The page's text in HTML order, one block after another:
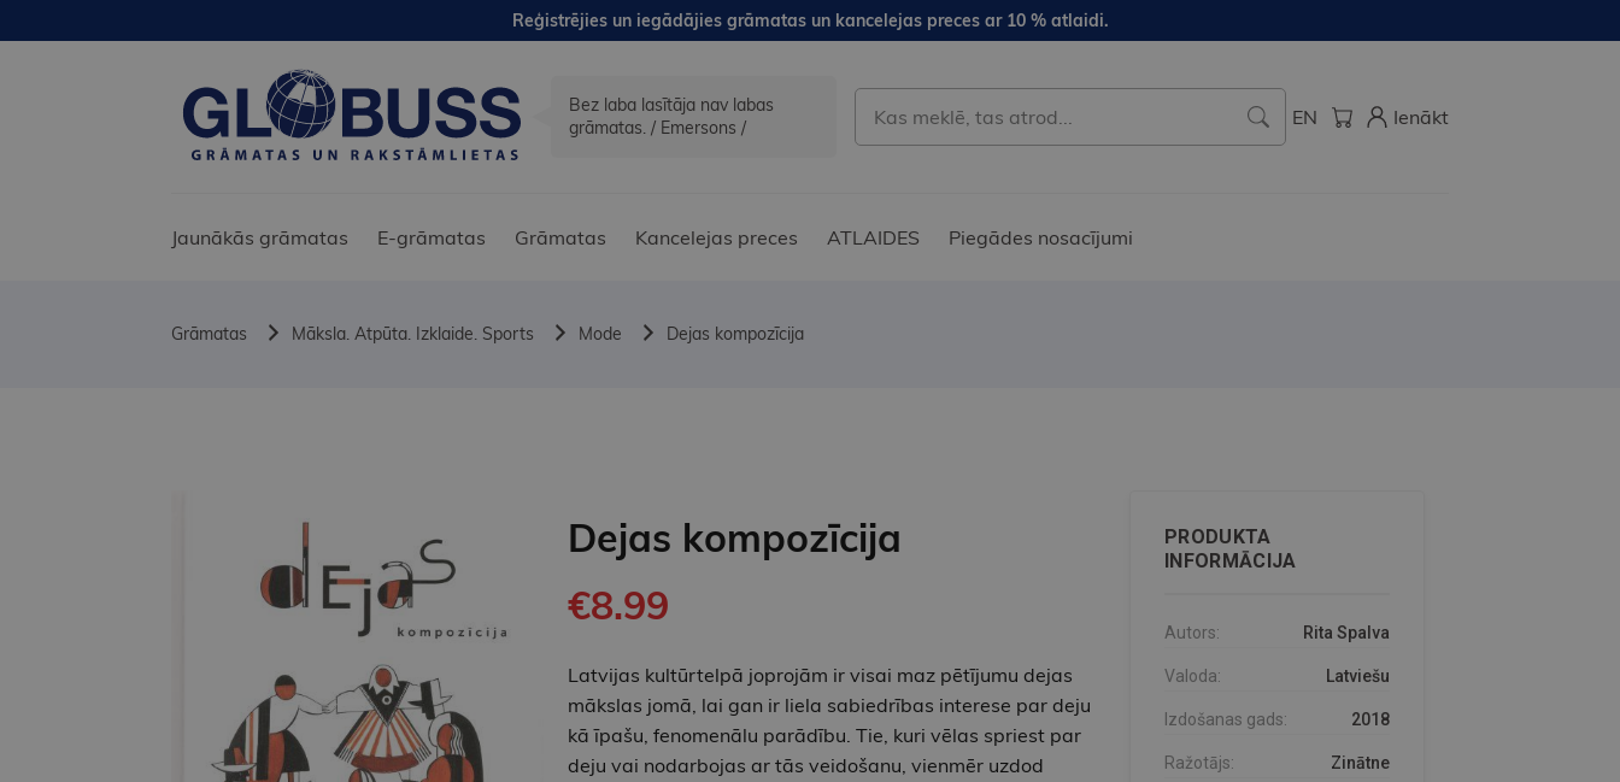
Reģistrējies un iegādājies grāmatas un kancelejas preces ar 10 % atlaidi.
Bez laba lasītāja nav labas
grāmatas. / Emersons /
EN Ienākt
Jaunākās grāmatas E-grāmatas Grāmatas Kancelejas preces ATLAIDES Piegādes nosacījumi
Grāmatas Māksla. Atpūta. Izklaide. Sports Mode Dejas kompozīcija
Dejas kompozīcija
€8.99
Latvijas kultūrtelpā joprojām ir visai maz pētījumu dejas
mākslas jomā, lai gan ir liela sabiedrības interese par deju
kā īpašu, fenomenālu parādību. Tie, kuri vēlas spriest par
deju vai nodarbojas ar tās veidošanu, vienmēr uzdod
PRODUKTA
INFORMĀCIJA
Autors: Rita Spalva
Valoda: Latviešu
Izdošanas gads: 2018
Ražotājs: Zinātne